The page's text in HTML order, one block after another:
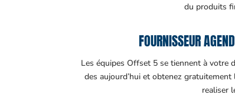
du produits
FOURNISSEUR
Les équipes Offset 5 se tiennent à votre
des aujourd’hui et obtenez
realiser